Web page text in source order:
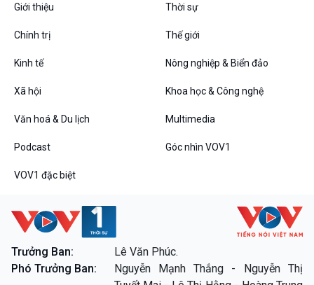
Giới thiệu Thời sự
Chính trị Thế giới
Kinh tế Nông nghiệp & Biển đảo
Xã hội Khoa học & Công nghệ
Văn hoá & Du lịch Multimedia
Podcast Góc nhìn VOV1
VOV1 đặc biệt
Trưởng Ban:
Lê Văn Phúc.
Phó Trưởng Ban:
Nguyễn Mạnh Thắng - Nguyễn Thị